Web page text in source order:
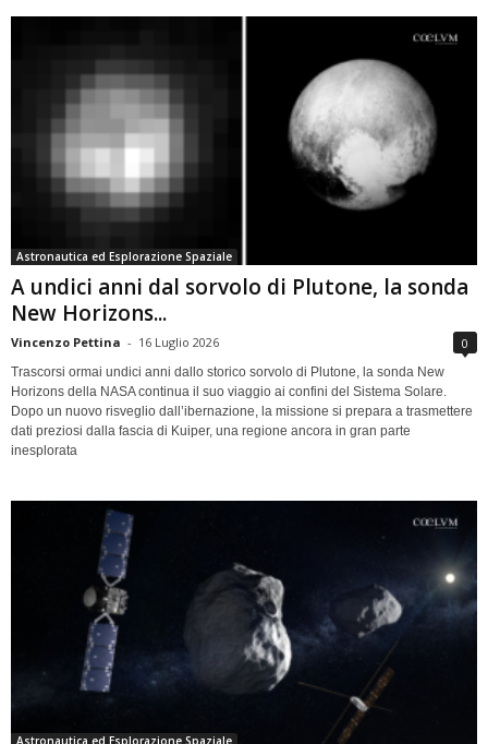
Astronautica ed Esplorazione Spaziale
A undici anni dal sorvolo di Plutone, la sonda
New Horizons...
Vincenzo Pettina - 16 Luglio 2026 0
Trascorsi ormai undici anni dallo storico sorvolo di Plutone, la sonda New
Horizons della NASA continua il suo viaggio ai confini del Sistema Solare.
Dopo un nuovo risveglio dall’ibernazione, la missione si prepara a trasmettere
dati preziosi dalla fascia di Kuiper, una regione ancora in gran parte
inesplorata
Astronautica ed Esplorazione Spaziale